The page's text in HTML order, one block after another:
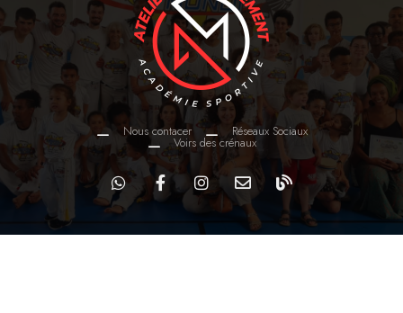
Nous contacer Réseaux Sociaux
Voirs des crénaux